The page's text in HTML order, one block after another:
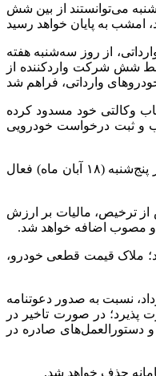
می‌توانستند از بین شش
از روز سه‌شنبه هفته
شش شرکت واردکننده از
وکالتی کرده و وجه ۵۰۰ میلیون تومانی را در حساب وکالتی خود مسدود کرده
انتخاب و ثبت درخواست خودرویی
براساس آنچه که مقرر شده بود، سامانه جهت انتخاب خودروها از سه‌شنبه به مدت سه روز تا ساعت ٢٣ و ۵۹ دقیقه امروز پنج‌شنبه (١٨ آبان ماه) فعال
ترخیص، مالیات بر ارزش
و مصوب اضافه خواهد شد.
ملاک قیمت قطعی خودرو،
نسبت به صدور دعوتنامه
در صورت تاخیر در
دستورالعمل‌های صادره در
حذف خواهد شد.